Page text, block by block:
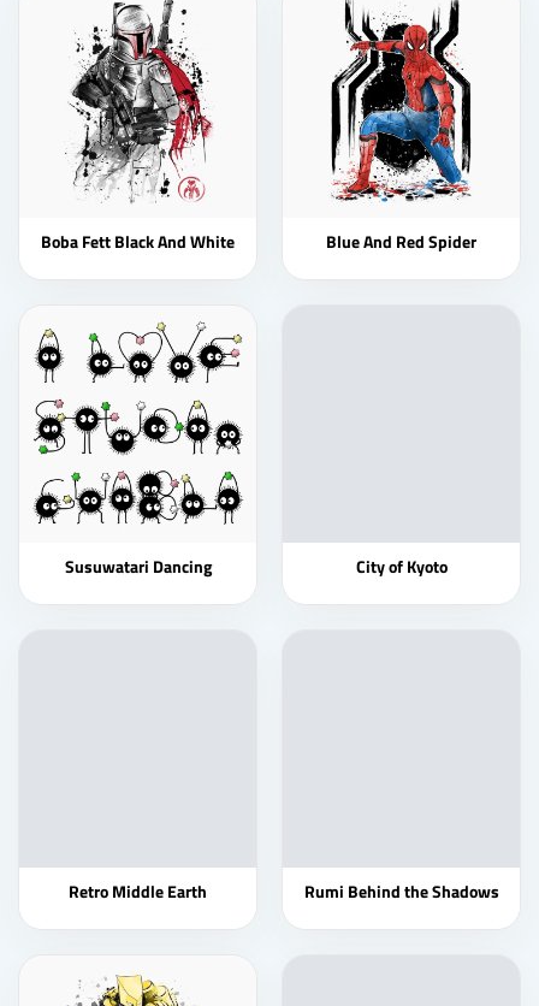
Boba Fett Black And White Blue And Red Spider
Susuwatari Dancing City of Kyoto
Retro Middle Earth Rumi Behind the Shadows